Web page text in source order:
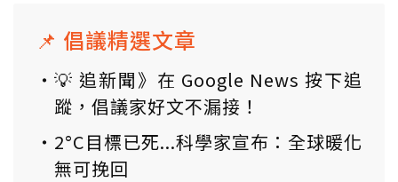
📌 倡議精選文章
💡 追新聞》在 Google News 按下追
蹤，倡議家好文不漏接！
2°C目標已死...科學家宣布：全球暖化
無可挽回